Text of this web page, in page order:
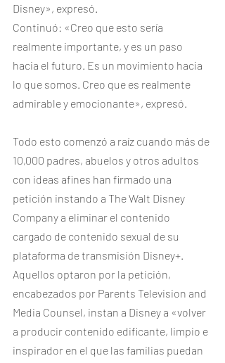
Disney», expresó.
Continuó: «Creo que esto sería
realmente importante, y es un paso
hacia el futuro. Es un movimiento hacia
lo que somos. Creo que es realmente
admirable y emocionante», expresó.
Todo esto comenzó a raíz cuando más de
10,000 padres, abuelos y otros adultos
con ideas afines han firmado una
petición instando a The Walt Disney
Company a eliminar el contenido
cargado de contenido sexual de su
plataforma de transmisión Disney+.
Aquellos optaron por la petición,
encabezados por Parents Television and
Media Counsel, instan a Disney a «volver
a producir contenido edificante, limpio e
inspirador en el que las familias puedan